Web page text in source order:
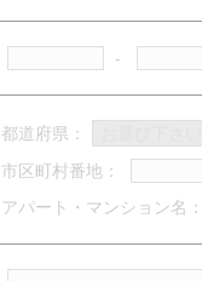
-
都道府県：
市区町村番地：
アパート・マンション名